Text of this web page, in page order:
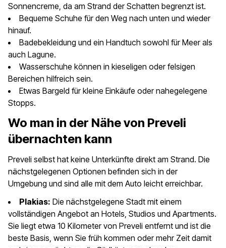
Sonnencreme, da am Strand der Schatten begrenzt ist.
Bequeme Schuhe für den Weg nach unten und wieder
hinauf.
Badebekleidung und ein Handtuch sowohl für Meer als
auch Lagune.
Wasserschuhe können in kieseligen oder felsigen
Bereichen hilfreich sein.
Etwas Bargeld für kleine Einkäufe oder nahegelegene
Stopps.
Wo man in der Nähe von Preveli
übernachten kann
Preveli selbst hat keine Unterkünfte direkt am Strand. Die
nächstgelegenen Optionen befinden sich in der
Umgebung und sind alle mit dem Auto leicht erreichbar.
Plakias: Die nächstgelegene Stadt mit einem
vollständigen Angebot an Hotels, Studios und Apartments.
Sie liegt etwa 10 Kilometer von Preveli entfernt und ist die
beste Basis, wenn Sie früh kommen oder mehr Zeit damit